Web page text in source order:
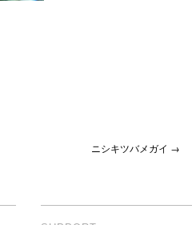
ニシキツバメガイ →